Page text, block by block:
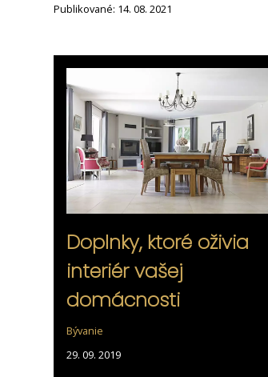
Publikované: 14. 08. 2021
Doplnky, ktoré oživia
interiér vašej
domácnosti
Bývanie
29. 09. 2019